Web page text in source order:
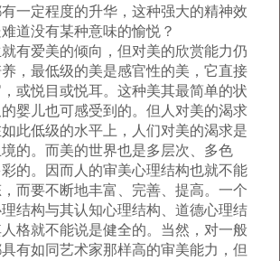
一定程度的升华，这种强大的精神效
道没有某种意味的愉悦？
爱美的倾向，但对美的欣赏能力仍
，最低级的美是感官性的美，它直接
或悦目或悦耳。这种美其最简单的状
婴儿也可感受到的。但人对美的渴求
此低级的水平上，人们对美的渴求是
的。而美的世界也是多层次、多色
的。因而人的审美心理结构也就不能
而要不断地丰富、完善、提高。一个
结构与其认知心理结构、道德心理结
格就不能说是健全的。当然，对一般
有如同艺术家那样高的审美能力，但